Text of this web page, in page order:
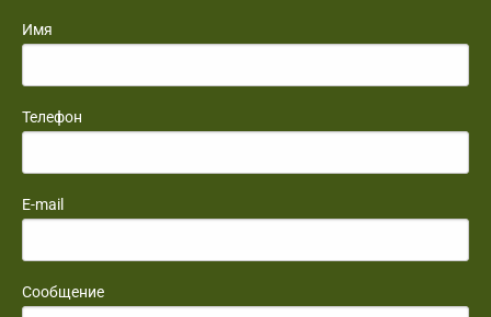
Имя
Телефон
E-mail
Сообщение